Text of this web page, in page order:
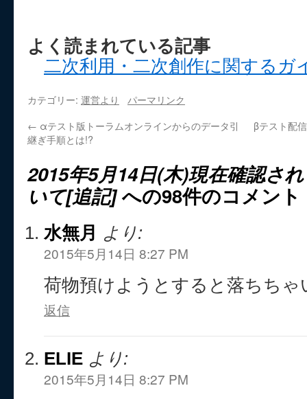
よく読まれている記事
二次利用・二次創作に関するガ
カテゴリー: 運営より
パーマリンク
← αテスト版トーラムオンラインからのデータ引
継ぎ手順とは!?
βテスト配
2015年5月14日(木)現在確認さ
いて[追記]への98件のコメント
水無月 より:
2015年5月14日 8:27 PM
荷物預けようとすると落ちちゃ
返信
ELIE より:
2015年5月14日 8:27 PM